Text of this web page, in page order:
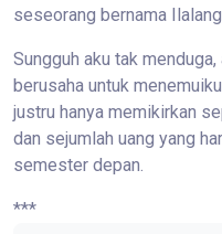
seseorang bernama
Sungguh aku tak
berusaha untuk
justru hanya memikirkan
dan sejumlah uang yang
semester depan.
***